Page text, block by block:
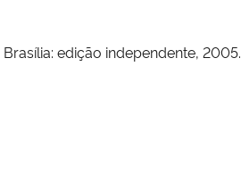
edição independente, 2005.